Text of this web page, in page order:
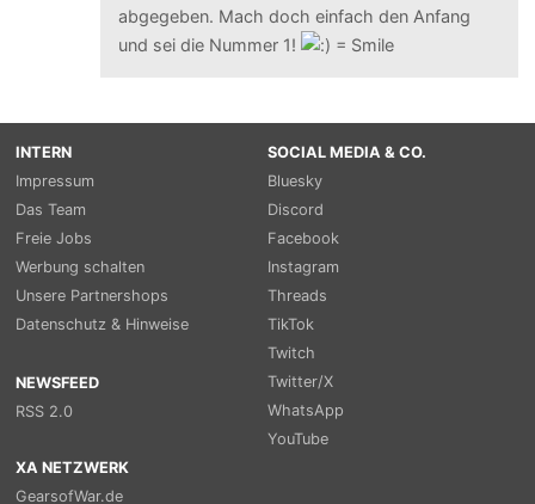
abgegeben. Mach doch einfach den Anfang
und sei die Nummer 1!
INTERN
Impressum
Das Team
Freie Jobs
Werbung schalten
Unsere Partnershops
Datenschutz & Hinweise
NEWSFEED
RSS 2.0
SOCIAL MEDIA & CO.
Bluesky
Discord
Facebook
Instagram
Threads
TikTok
Twitch
Twitter/X
WhatsApp
YouTube
XA NETZWERK
GearsofWar.de